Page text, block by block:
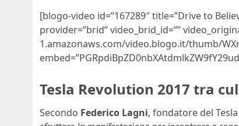
[blogo-video id=”167289″ title=”Drive to
provider=”brid” video_brid_id=””
1.amazonaws.com/video.blogo.it/thumb/
Tesla Revolution 2017 tra
Secondo Federico Lagni, fondatore del